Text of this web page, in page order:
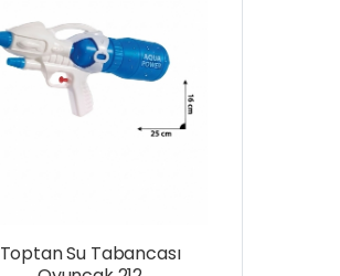
Toptan Su Tabancası